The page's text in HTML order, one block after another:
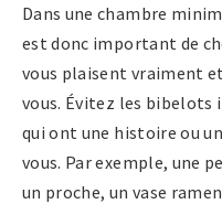
Dans une chambre
est donc important de
vous plaisent vraiment
vous. Évitez les
qui ont une histoire ou
vous. Par exemple, une
un proche, un vase